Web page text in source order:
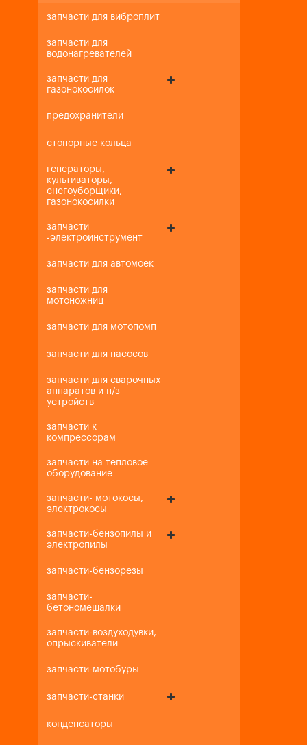
запчасти для виброплит
запчасти для
водонагревателей
запчасти для
газонокосилок
предохранители
стопорные кольца
генераторы,
культиваторы,
снегоуборщики,
газонокосилки
запчасти
-электроинструмент
запчасти для автомоек
запчасти для
мотоножниц
запчасти для мотопомп
запчасти для насосов
запчасти для сварочных
аппаратов и п/з
устройств
запчасти к
компрессорам
запчасти на тепловое
оборудование
запчасти- мотокосы,
электрокосы
запчасти-бензопилы и
электропилы
запчасти-бензорезы
запчасти-
бетономешалки
запчасти-воздуходувки,
опрыскиватели
запчасти-мотобуры
запчасти-станки
конденсаторы